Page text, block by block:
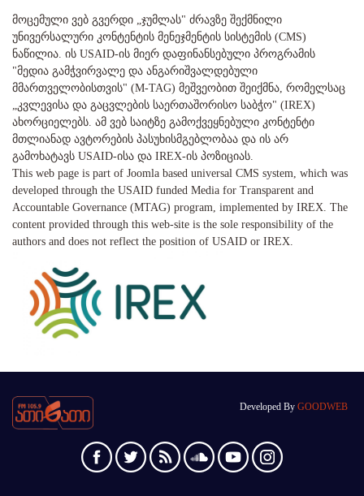
მოცემული ვებ გვერდი „ჯუმლას" ძრავზე შექმნილი
უნივერსალური კონტენტის მენეჯმენტის სისტემის (CMS)
ნაწილია. ის USAID-ის მიერ დაფინანსებული პროგრამის
"მედია გამჭვირვალე და ანგარიშვალდებული
მმართველობისთვის" (M-TAG) მეშვეობით შეიქმნა, რომელსაც
„კვლევისა და გაცვლების საერთაშორისო საბჭო" (IREX)
ახორციელებს. ამ ვებ საიტზე გამოქვეყნებული კონტენტი
მთლიანად ავტორების პასუხისმგებლობაა და ის არ
გამოხატავს USAID-ისა და IREX-ის პოზიციას.
This web page is part of Joomla based universal CMS system, which was
developed through the USAID funded Media for Transparent and
Accountable Governance (MTAG) program, implemented by IREX. The
content provided through this web-site is the sole responsibility of the
authors and does not reflect the position of USAID or IREX.
Developed By GOODWEB